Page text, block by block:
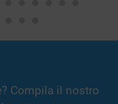
Compila il nostro